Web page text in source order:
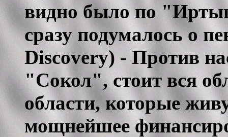
видно было по
сразу подумалось о
Discovery) - Против
"Сокол", стоит вся
области, которые
мощнейшее